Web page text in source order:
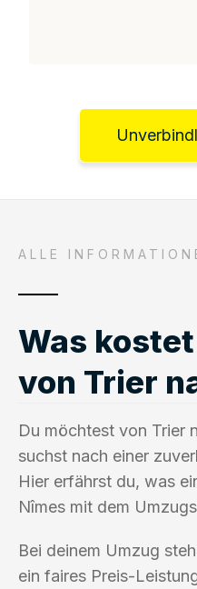
ALLE
Was
von Trier
Du möchtest von Trier
suchst nach einer
Hier erfährst du, was
Nîmes mit dem
Bei deinem Umzug
ein faires Preis-